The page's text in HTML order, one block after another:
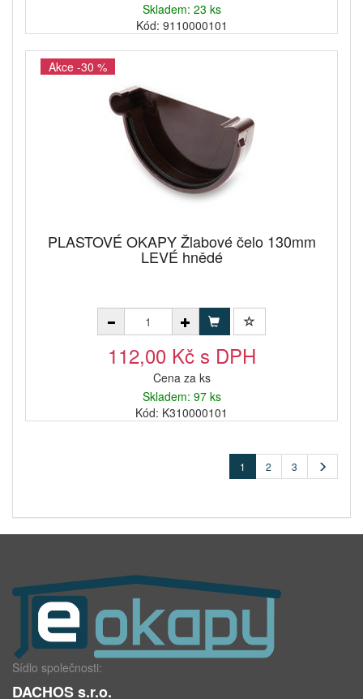
Skladem: 23 ks
Kód: 9110000101
Akce -30 %
PLASTOVÉ OKAPY Žlabové čelo 130mm
LEVÉ hnědé
112,00 Kč s DPH
Cena za ks
Skladem: 97 ks
Kód: K310000101
1 2 3
Sídlo společnosti:
DACHOS s.r.o.